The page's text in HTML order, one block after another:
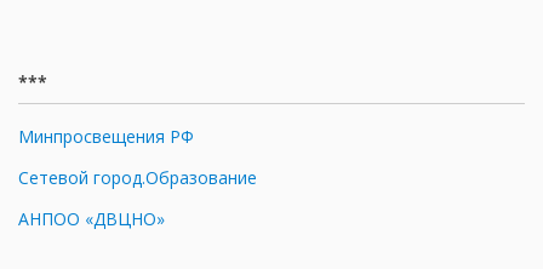
***
Минпросвещения РФ
Сетевой город.Образование
АНПОО «ДВЦНО»